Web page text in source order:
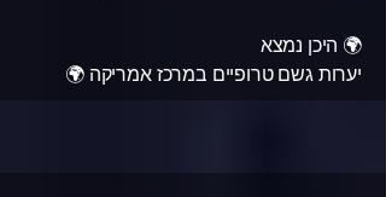
🌍 היכן נמצא
יערות גשם טרופיים במרכז אמריקה 🌍